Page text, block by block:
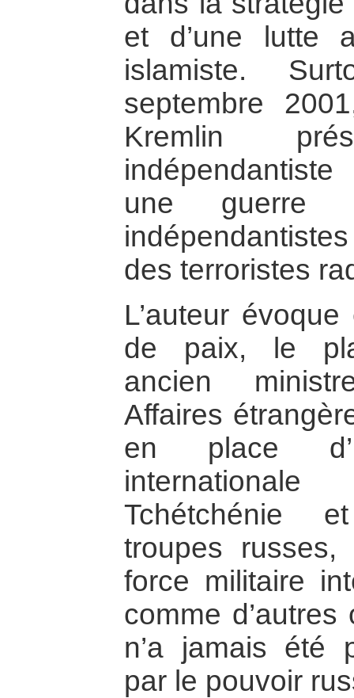
et d’une lutte
islamiste.
septembre
Kremlin
une guerre
des terroristes
L’auteur
de paix, le
ancien
Affaires
en place
Tchétchénie
troupes
force militaire
comme
n’a jamais été
par le pouvoir